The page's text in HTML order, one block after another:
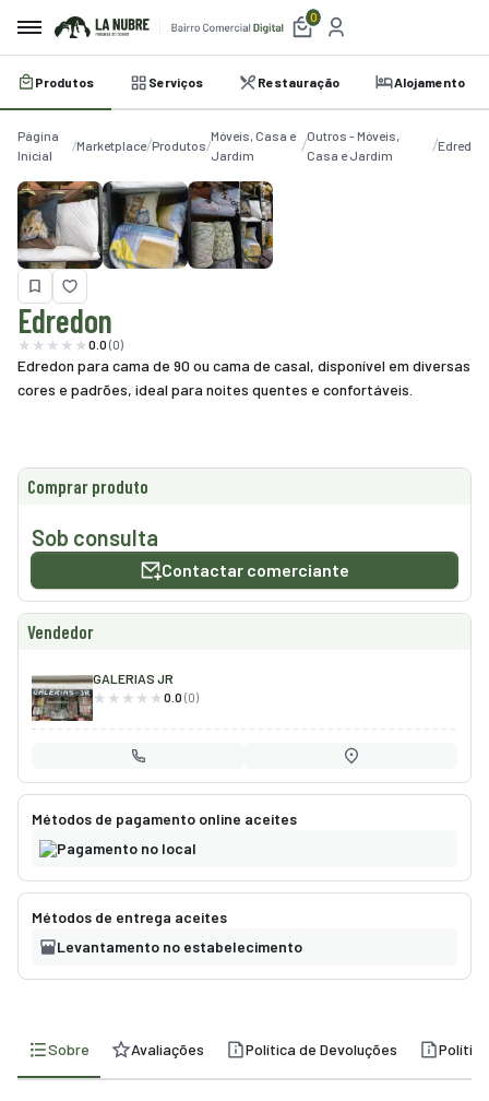
0
Produtos Serviços Restauração Alojamento
Página
Inicial
Marketplace Produtos
Móveis, Casa e
Jardim
Outros - Móveis,
Casa e Jardim
Edredon
Edredon
0.0 (0)
Edredon para cama de 90 ou cama de casal, disponível em diversas
cores e padrões, ideal para noites quentes e confortáveis.
Comprar produto
Sob consulta
Contactar comerciante
Vendedor
GALERIAS JR
0.0 (0)
Métodos de pagamento online aceites
Pagamento no local
Métodos de entrega aceites
Levantamento no estabelecimento
Sobre Avaliações Política de Devoluções